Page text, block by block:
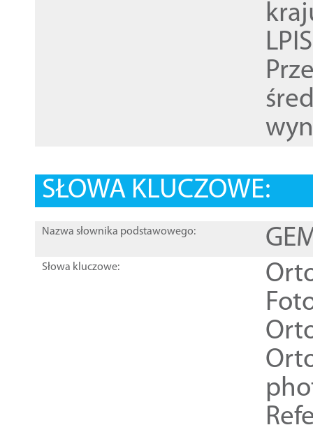
SŁOWA KLUCZOWE:
Nazwa słownika podstawowego:
Słowa kluczowe: